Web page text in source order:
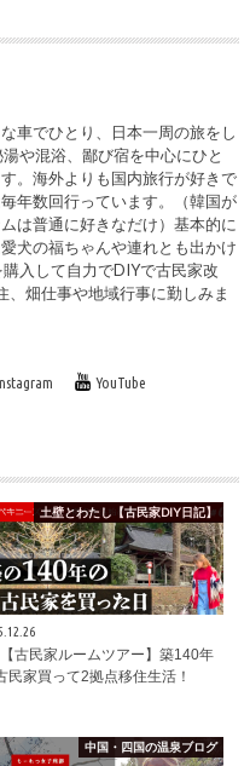
車でひとり、日本一周の旅をし
や混浴、鄙び宿を中心にひと
。海外よりも国内旅行が好きで
年数回行っています。（韓国が
は普通に好きなだけ）基本的に
犬の福ちゃんや連れとも出かけ
入して自力でDIYで古民家改
、畑仕事や地域行事に勤しみま
YouTube
土壁とわたし【古民家DIY日記】
古民家ルームツアー】築140年
民家買って2拠点移住生活！
中国・四国の温泉ブログ